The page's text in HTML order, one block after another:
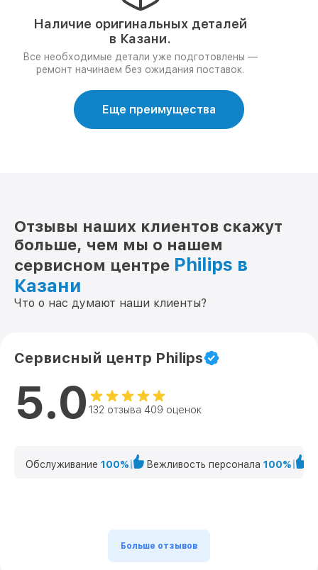
Наличие оригинальных деталей
в Казани.
Все необходимые детали уже подготовлены —
ремонт начинаем без ожидания поставок.
Еще преимущества
Отзывы наших клиентов скажут
больше, чем мы о нашем
сервисном центре Philips в
Казани
Что о нас думают наши клиенты?
Сервисный центр Philips
5.0 132 отзыва 409 оценок
Обслуживание 100% Вежливость персонала 100%
Больше отзывов